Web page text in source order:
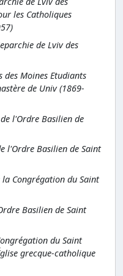
les Catholiques
de Lviv des
des Moines Etudiants
de Univ (1869-
l'Ordre Basilien de
l'Ordre Basilien de Saint
Congrégation du Saint
Basilien de Saint
du Saint
grecque-catholique